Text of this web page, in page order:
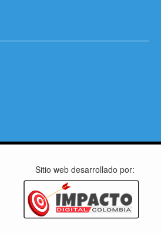
Sitio web desarrollado por: